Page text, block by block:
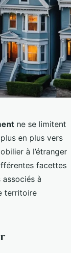
ne se limitent
en plus vers
à l’étranger
facettes
à
territoire